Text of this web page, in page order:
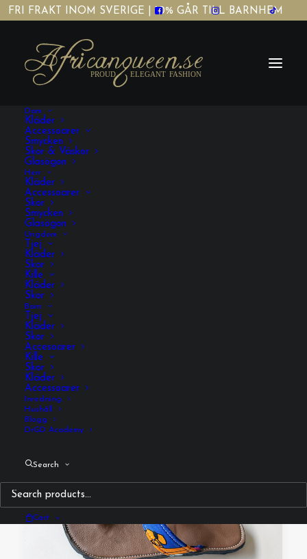
FRI FRAKT INOM SVERIGE | 10% GÅR TILL BARNHEM
Dam
Kläder
Accessoarer
Smycken
Skor & Väskor
Glasögon
Herr
Kläder
Accessoarer
Skor
Smycken
Glasögon
Ungdom
Tjej
Kläder
Skor
Kille
Kläder
Skor
Barn
Tjej
Kläder
Skor
Accesoarer
Kille
Skor
Kläder
Accessoarer
Inredning
Hushåll
Blogg
DrGD Academy
Search
Cart
sandaler with african